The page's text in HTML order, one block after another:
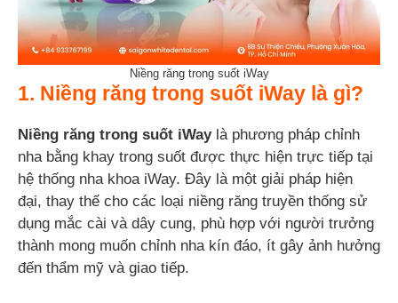
Niềng răng trong suốt iWay
1. Niềng răng trong suốt iWay là gì?
Niềng răng trong suốt iWaylà phương pháp chỉnh
nha bằng khay trong suốt được thực hiện trực tiếp tại
hệ thống nha khoa iWay. Đây là một giải pháp hiện
đại, thay thế cho các loại niềng răng truyền thống sử
dụng mắc cài và dây cung, phù hợp với người trưởng
thành mong muốn chỉnh nha kín đáo, ít gây ảnh hưởng
đến thẩm mỹ và giao tiếp.